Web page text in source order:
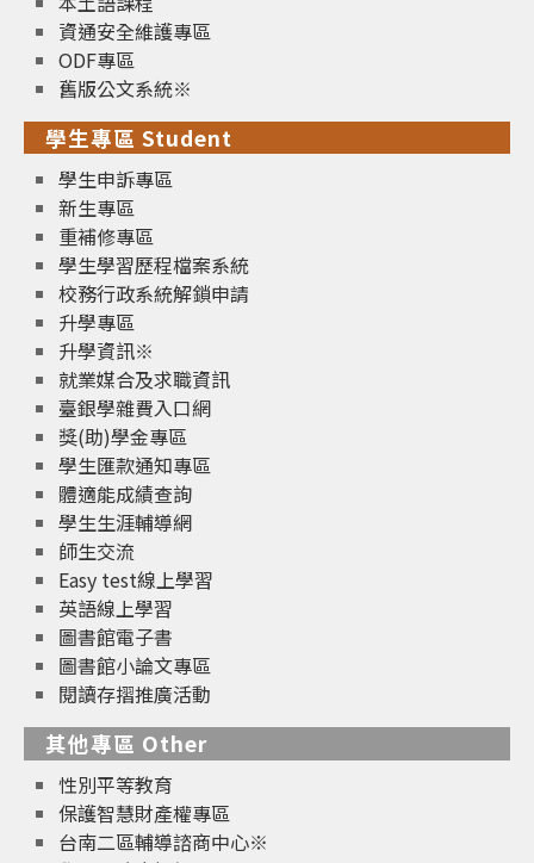
資通安全維護專區
ODF專區
舊版公文系統※
學生專區 Student
學生申訴專區
新生專區
重補修專區
學生學習歷程檔案系統
校務行政系統解鎖申請
升學專區
升學資訊※
就業媒合及求職資訊
臺銀學雜費入口網
獎(助)學金專區
學生匯款通知專區
體適能成績查詢
學生生涯輔導網
師生交流
Easy test線上學習
英語線上學習
圖書館電子書
圖書館小論文專區
閱讀存摺推廣活動
其他專區 Other
性別平等教育
保護智慧財產權專區
台南二區輔導諮商中心※